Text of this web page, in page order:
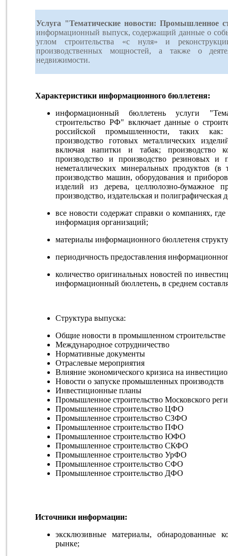
Услуга "Тематические новости: Промышленное
информационный выпуск, содержащий данные о
углом строительства «с нуля» и
производственных мощностей, а также о
недвижимости.
Характеристики информационного бюллетеня:
информационный бюллетень услуги
строительство РФ" включает данные о
российской промышленности, таких как:
производство готовых металлических
включая напитки и табак; производство
производство и производство резиновых и
неметаллических минеральных продуктов (в
производство машин, оборудования и
изделий из дерева, целлюлозно-бумажное
производство, издательская и полиграфическая
все новости содержат справки о компаниях,
информация организаций;
материалы информационного бюллетеня
периодичность предоставления
количество оригинальных новостей по
информационный бюллетень, в среднем
Структура выпуска:
Общие новости в промышленном строительстве
Международное сотрудничество
Нормативные документы
Отраслевые мероприятия
Влияние экономического кризиса на
Новости о запуске промышленных производств
Инвестиционные планы
Промышленное строительство Московского
Промышленное строительство ЦФО
Промышленное строительство СЗФО
Промышленное строительство ПФО
Промышленное строительство ЮФО
Промышленное строительство СКФО
Промышленное строительство УрФО
Промышленное строительство СФО
Промышленное строительство ДФО
Источники информации:
эксклюзивные материалы, обнародованные
рынке;